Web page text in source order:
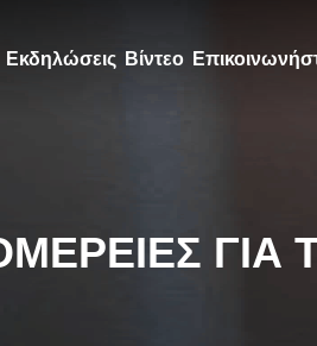
Εκδηλώσεις Βίντεο
ΓΙΑ